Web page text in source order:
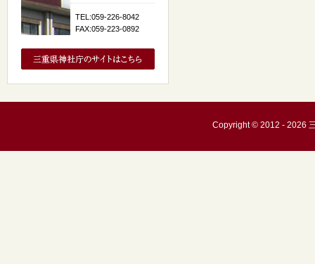
TEL:059-226-8042
FAX:059-223-0892
Copyright © 2012 - 2026